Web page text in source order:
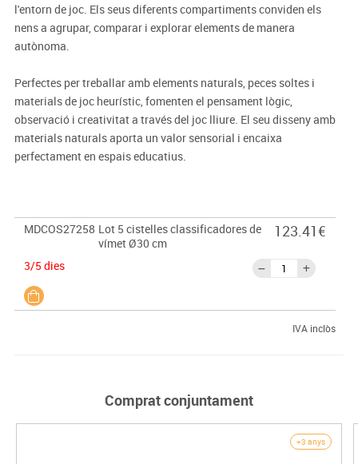
l'entorn de joc. Els seus diferents compartiments conviden els
nens a agrupar, comparar i explorar elements de manera
autònoma.
Perfectes per treballar amb elements naturals, peces soltes i
materials de joc heurístic, fomenten el pensament lògic,
observació i creativitat a través del joc lliure. El seu disseny amb
materials naturals aporta un valor sensorial i encaixa
perfectament en espais educatius.
MDCOS27258 Lot 5 cistelles classificadores de
vímet Ø30 cm
3/5 dies
123.41€
IVA inclòs
Comprat conjuntament
+3 anys